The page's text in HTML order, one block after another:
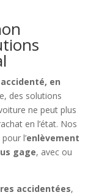
en
des solutions
ne peut plus
en l’état. Nos
l’enlèvement
gage, avec ou
accidentées,